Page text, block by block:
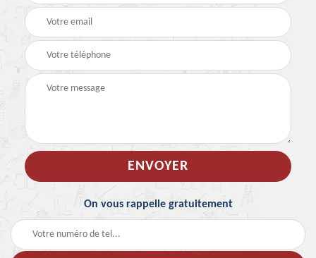
On vous rappelle gratuitement